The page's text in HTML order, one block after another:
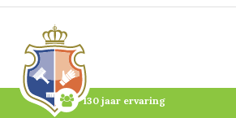
130 jaar ervaring